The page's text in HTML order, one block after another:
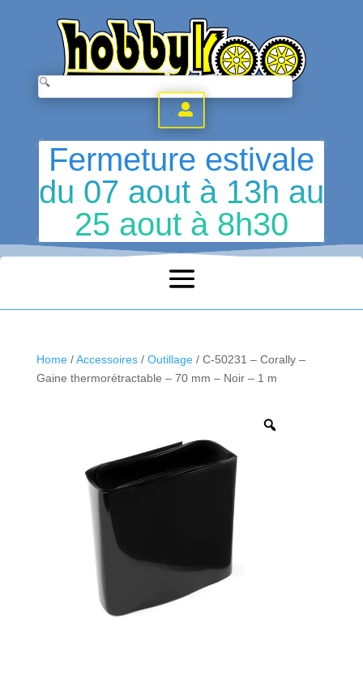
.
Fermeture estivale
du 07 aout à 13h au
25 aout à 8h30
Home/Accessoires/ Outillage/ C-50231 – Corally –
Gaine thermorétractable – 70 mm – Noir – 1 m